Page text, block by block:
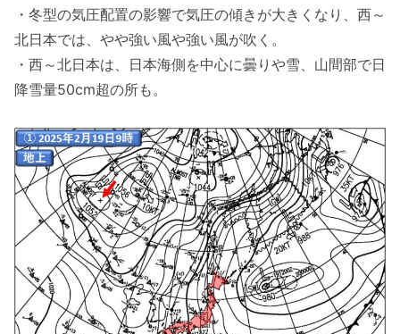
・冬型の気圧配置の影響で気圧の傾きが大きくなり、西～
北日本では、やや強い風や強い風が吹く。
・西～北日本は、日本海側を中心に曇りや雪、山間部で日
降雪量50cm超の所も。